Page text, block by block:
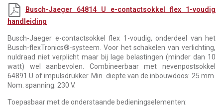
Busch-Jaeger 64814 U e-contactsokkel flex 1-voudig
handleiding
Busch-Jaeger e-contactsokkel flex 1-voudig, onderdeel van het
Busch-flexTronics®-systeem. Voor het schakelen van verlichting,
nuldraad niet verplicht maar bij lage belastingen (minder dan 10
watt) wel aanbevolen. Combineerbaar met nevenpostsokkel
64891 U of impulsdrukker. Min. diepte van de inbouwdoos: 25 mm.
Nom. spanning: 230 V.
Toepasbaar met de onderstaande bedieningselementen: